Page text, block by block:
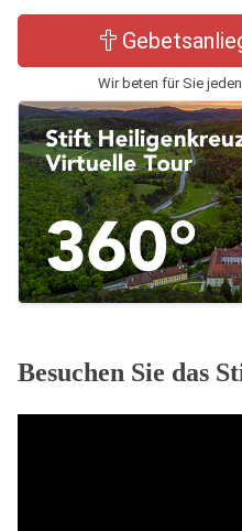
Wir beten für Sie
Besuchen Sie das